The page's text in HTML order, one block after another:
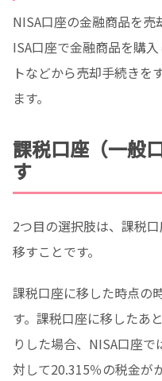
NISA口座の金融商品を
ISA口座で金融商品を購
トなどから売却手続きを
ます。
課税口座（一般
す
2つ目の選択肢は、課税
移すことです。
課税口座に移した時点の
す。課税口座に移したあ
りした場合、NISA口座
対して20.315％の税金が